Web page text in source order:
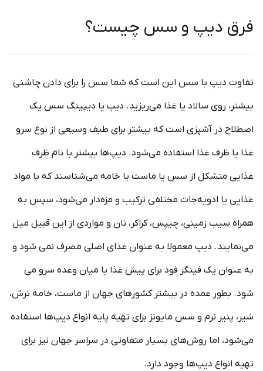
فرق دیپ و سس چیست؟
تفاوت دیپ با سس‌ این است که شما سس را برای دادن چاشنی
بیشتر، روی سالاد یا غذا می‌ریزید. دیپ یا دیپینگ سس یک
اصطلاح در آشپزی است که بیشتر برای طیف وسیعی از نوع سرو
غذا یا ظرف غذا استفاده می‌شود. دیپ‌ها بیشتر با نام ظرف
غذایی متشکل از سس یا ماست یا خامه می‌شناسند که با مواد
غذایی یا ادویه‌جات مختلفی ترکیب و مزه‌دار می‌شود، سپس به
همراه سیب زمینی، چیپس، کراکر، نان و مواردی از این قبیل میل
می‌نمایند. دیپ‌ معمولا به عنوان غذای اصلی مصرف نمی‌ شود و
به عنوان یک فینگر فود برای پیش غذا یا میان وعده سرو می‌
شود. بطور عمده در بیشتر کشورهای جهان از ماست، خامه ترش،
شیر، پنیر نرم و سس مایونز برای تهیه پایه انواع دیپ‌ها استفاده
می‌شود، اما روش‌های بسیار متفاوتی در سراسر جهان نیز برای
تهیه انواع دیپ‌ها وجود دارد.